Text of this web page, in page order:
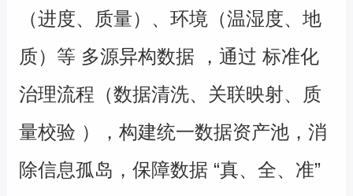
（进度、质量）、环境（温湿度、地
质）等 多源异构数据 ，通过 标准化
治理流程（数据清洗、关联映射、质
量校验 ），构建统一数据资产池，消
除信息孤岛，保障数据 “真、全、准”